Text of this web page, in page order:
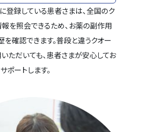
登録している患者さまは、全国のク
を照会できるため、お薬の副作用
を確認できます。普段と違うクオー
ただいても、患者さまが安心してお
ポートします。